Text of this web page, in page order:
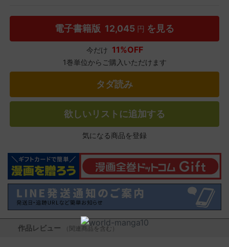
電子書籍版 12,045 円 を見る
今だけ 11%OFF
1巻単位からご購入いただけます
タダ読み
欲しいリストに追加する
気になる商品を登録
作品レビュー （関連商品を含む）